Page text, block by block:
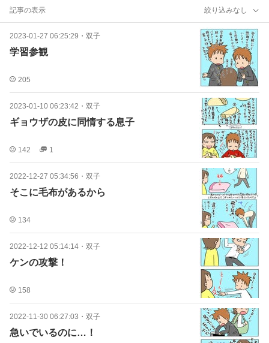
記事の表示 絞り込みなし
2023-01-27 06:25:29 ・ 双子
学習参観
205
2023-01-10 06:23:42 ・ 双子
ギョウザの皮に同情する息子
142 1
2022-12-27 05:34:56 ・ 双子
そこに毛布があるから
134
2022-12-12 05:14:14 ・ 双子
ケンの攻撃！
158
2022-11-30 06:27:03 ・ 双子
急いでいるのに…！